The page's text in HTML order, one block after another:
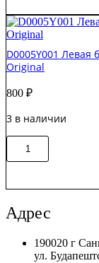
Brother
HL-
L5100DN
Original
D0005Y001 Левая
Original
800 ₽
3 в наличии
Количество
товара
боковая
крышка
Brother
L5100DN
Original
Адрес
190020 г
ул.